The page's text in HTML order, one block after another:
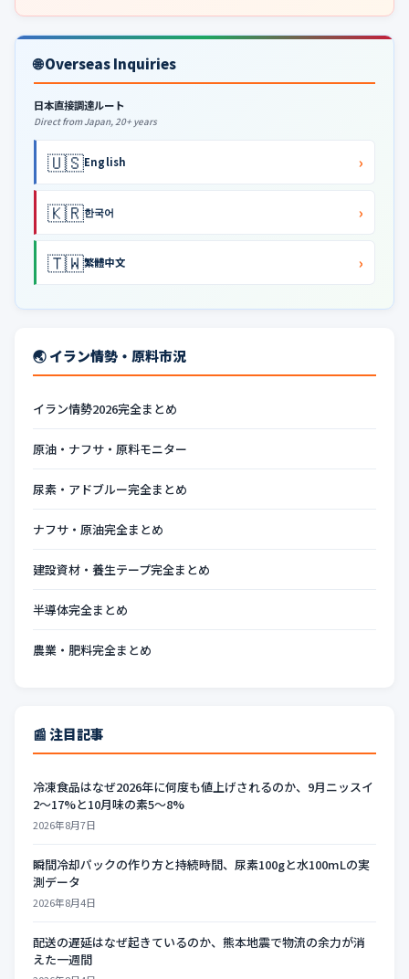
🌐 Overseas Inquiries
日本直接調達ルート
Direct from Japan, 20+ years
🇺🇸English ›
🇰🇷한국어 ›
🇹🇼繁體中文 ›
🌏 イラン情勢・原料市況
イラン情勢2026完全まとめ
原油・ナフサ・原料モニター
尿素・アドブルー完全まとめ
ナフサ・原油完全まとめ
建設資材・養生テープ完全まとめ
半導体完全まとめ
農業・肥料完全まとめ
📰 注目記事
冷凍食品はなぜ2026年に何度も値上げされるのか、9月ニッスイ
2〜17%と10月味の素5〜8%
2026年8月7日
瞬間冷却パックの作り方と持続時間、尿素100gと水100mLの実
測データ
2026年8月4日
配送の遅延はなぜ起きているのか、熊本地震で物流の余力が消
えた一週間